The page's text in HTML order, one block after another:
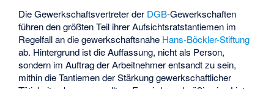
Die Gewerkschaftsvertreter der DGB-Gewerkschaften
führen den größten Teil ihrer Aufsichtsratstantiemen im
Regelfall an die gewerkschaftsnahe Hans-Böckler-Stiftung
ab. Hintergrund ist die Auffassung, nicht als Person,
sondern im Auftrag der Arbeitnehmer entsandt zu sein,
mithin die Tantiemen der Stärkung gewerkschaftlicher